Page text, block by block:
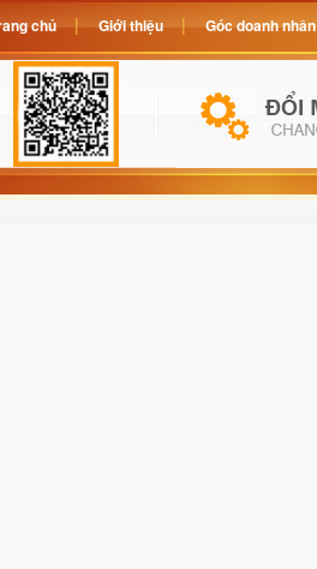
chủ Giới thiệu Góc doanh nhân